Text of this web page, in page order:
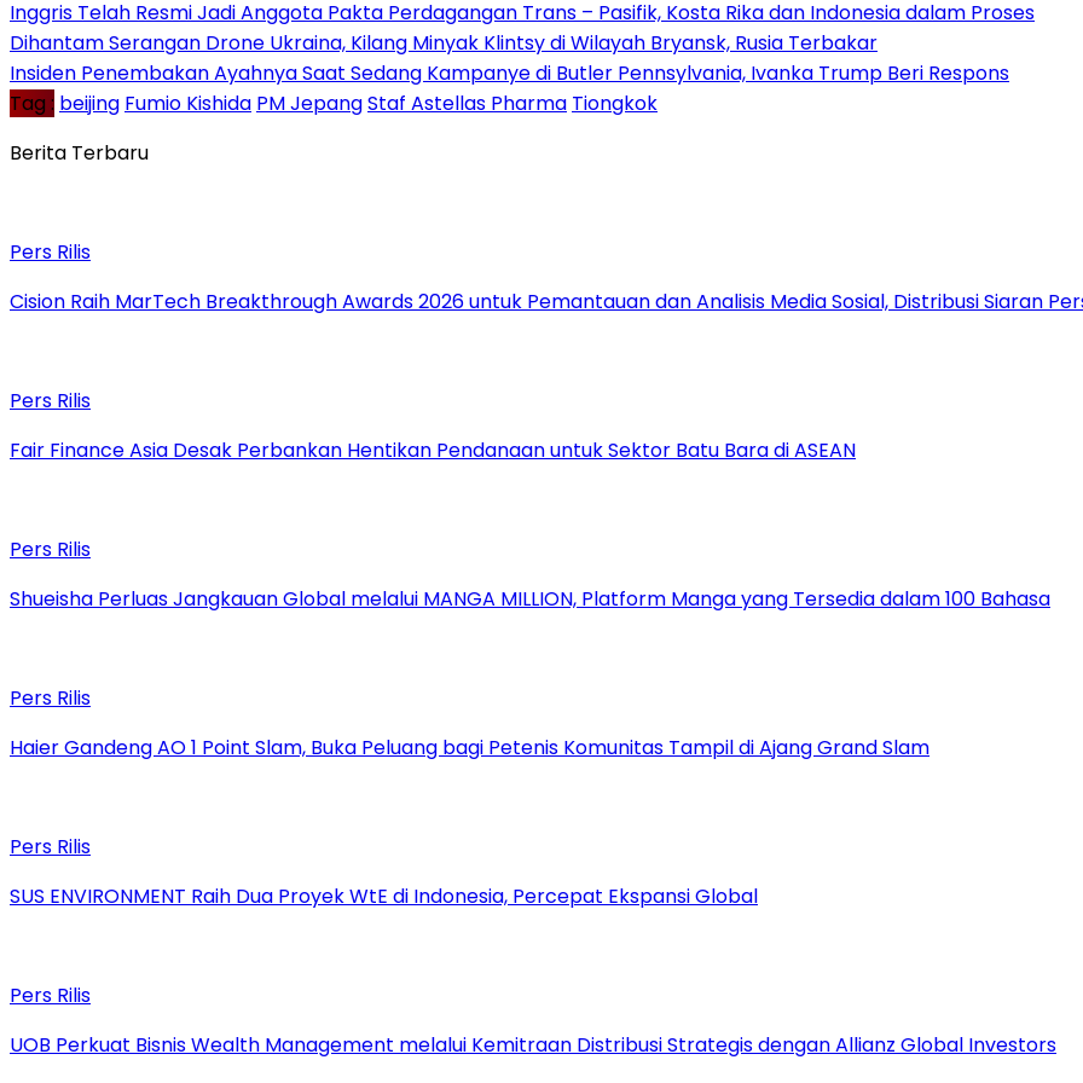
Inggris Telah Resmi Jadi Anggota Pakta Perdagangan Trans – Pasifik, Kosta Rika dan Indonesia dalam Proses
Dihantam Serangan Drone Ukraina, Kilang Minyak Klintsy di Wilayah Bryansk, Rusia Terbakar
Insiden Penembakan Ayahnya Saat Sedang Kampanye di Butler Pennsylvania, Ivanka Trump Beri Respons
Tag : beijing Fumio Kishida PM JepangStaf Astellas Pharma Tiongkok
Berita Terbaru
Pers Rilis
Cision Raih MarTech Breakthrough Awards 2026 untuk Pemantauan dan Analisis Media Sosial, Distribusi Siaran
Pers Rilis
Fair Finance Asia Desak Perbankan Hentikan Pendanaan untuk Sektor Batu Bara di ASEAN
Pers Rilis
Shueisha Perluas Jangkauan Global melalui MANGA MILLION, Platform Manga yang Tersedia dalam 100 Bahasa
Pers Rilis
Haier Gandeng AO 1 Point Slam, Buka Peluang bagi Petenis Komunitas Tampil di Ajang Grand Slam
Pers Rilis
SUS ENVIRONMENT Raih Dua Proyek WtE di Indonesia, Percepat Ekspansi Global
Pers Rilis
UOB Perkuat Bisnis Wealth Management melalui Kemitraan Distribusi Strategis dengan Allianz Global Investors